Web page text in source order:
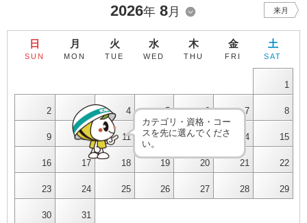
2026年 8月 来月
日
SUN
月
MON
火
TUE
水
WED
木
THU
金
FRI
土
SAT
1
2 3 4 5 6 7 8
9 10 11 12 13 14 15
16 17 18 19 20 21 22
23 24 25 26 27 28 29
30 31
カテゴリ・資格・コー
スを先に選んでくださ
い。